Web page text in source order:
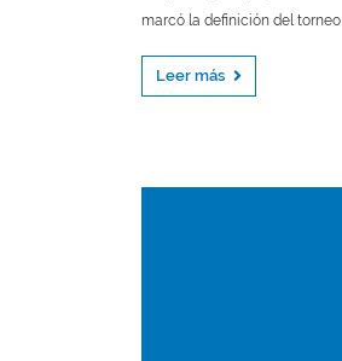
marcó la definición del torneo
Leer más